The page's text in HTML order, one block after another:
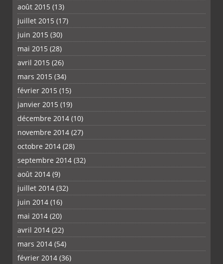
août 2015 (13)
juillet 2015 (17)
juin 2015 (30)
mai 2015 (28)
avril 2015 (26)
mars 2015 (34)
février 2015 (15)
janvier 2015 (19)
décembre 2014 (10)
novembre 2014 (27)
octobre 2014 (28)
septembre 2014 (32)
août 2014 (9)
juillet 2014 (32)
juin 2014 (16)
mai 2014 (20)
avril 2014 (22)
mars 2014 (54)
février 2014 (36)